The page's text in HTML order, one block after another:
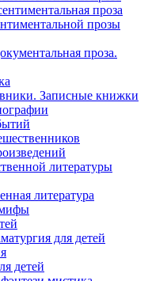
проза
прозы
проза.
Записные книжки
литературы
литература
для детей
детей